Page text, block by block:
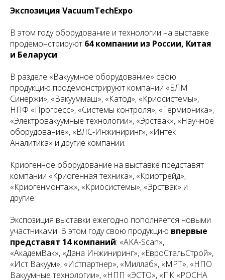
Экспозиция VacuumTechExpo
В этом году оборудование и технологии на выставке
продемонстрируют 64 компании из России, Китая
и Беларуси.
В разделе «Вакуумное оборудование» свою
продукцию продемонстрируют компании «БЛМ
Синержи», «Вакууммаш», «Катод», «Криосистемы»,
НПФ «Прогресс», «Системы контроля», «Термионика»,
«Электровакуумные технологии», «Эрствак», «Научное
оборудование», «ВЛС-Инжиниринг», «Интек
Аналитика» и другие компании.
Криогенное оборудование на выставке представят
компании «Криогенная техника», «Криотрейд»,
«Криогенмонтаж», «Криосистемы», «Эрствак» и
другие.
Экспозиция выставки ежегодно пополняется новыми
участниками. В этом году свою продукцию впервые
представят 14 компаний: «AKA-Scan»,
«АкадемВак», «Дана Инжиниринг», «ЕвроСтальСтрой»,
«Ист Вакуум», «Истпартнер», «Миллаб», «МРТ», «НПО
Вакуумные технологии», «НПП «ЭСТО», «ПК «РОСНА